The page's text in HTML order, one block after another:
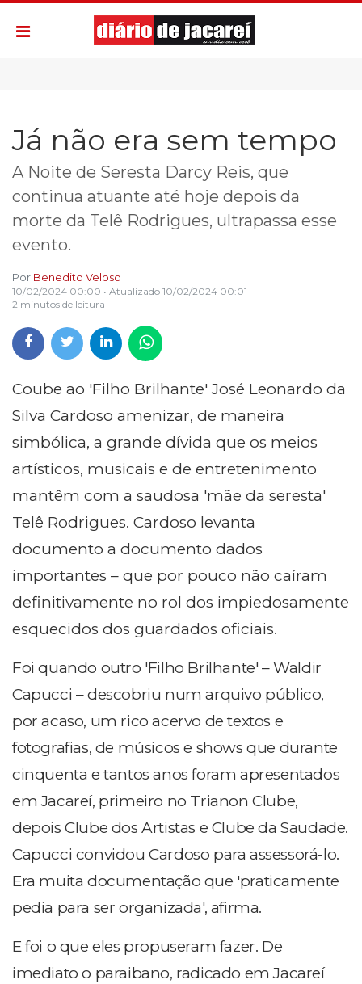
Já não era sem tempo
A Noite de Seresta Darcy Reis, que
continua atuante até hoje depois da
morte da Telê Rodrigues, ultrapassa esse
evento.
Por Benedito Veloso
10/02/2024 00:00 • Atualizado 10/02/2024 00:01
2 minutos de leitura
Coube ao 'Filho Brilhante' José Leonardo da
Silva Cardoso amenizar, de maneira
simbólica, a grande dívida que os meios
artísticos, musicais e de entretenimento
mantêm com a saudosa 'mãe da seresta'
Telê Rodrigues. Cardoso levanta
documento a documento dados
importantes – que por pouco não caíram
definitivamente no rol dos impiedosamente
esquecidos dos guardados oficiais.
Foi quando outro 'Filho Brilhante' – Waldir
Capucci – descobriu num arquivo público,
por acaso, um rico acervo de textos e
fotografias, de músicos e shows que durante
cinquenta e tantos anos foram apresentados
em Jacareí, primeiro no Trianon Clube,
depois Clube dos Artistas e Clube da Saudade.
Capucci convidou Cardoso para assessorá-lo.
Era muita documentação que 'praticamente
pedia para ser organizada', afirma.
E foi o que eles propuseram fazer. De
imediato o paraibano, radicado em Jacareí